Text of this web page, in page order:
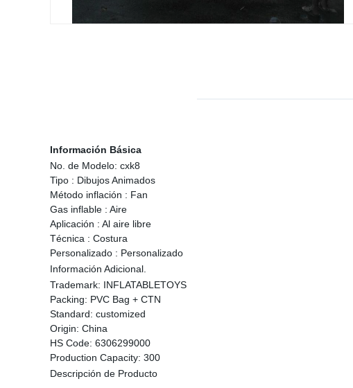
Información Básica
No. de Modelo: cxk8
Tipo : Dibujos Animados
Método inflación : Fan
Gas inflable : Aire
Aplicación : Al aire libre
Técnica : Costura
Personalizado : Personalizado
Información Adicional.
Trademark: INFLATABLETOYS
Packing: PVC Bag + CTN
Standard: customized
Origin: China
HS Code: 6306299000
Production Capacity: 300
Descripción de Producto